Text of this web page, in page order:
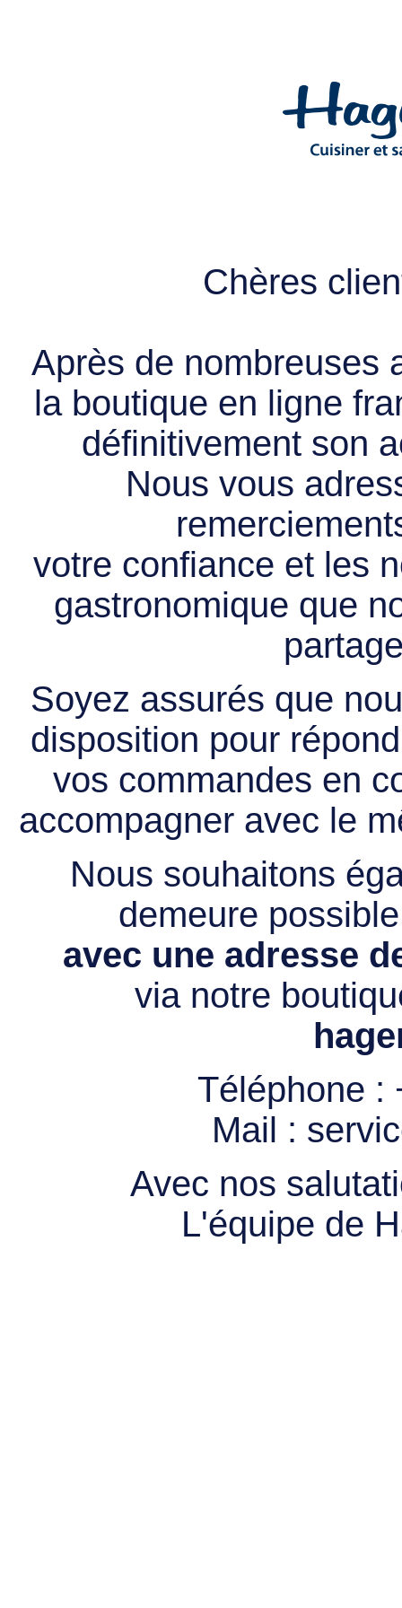
Chères
Après de nombreuses
la boutique en ligne
définitivement son
Nous vous
votre confiance et les
gastronomique que
Soyez assurés que
disposition pour
vos commandes en
accompagner avec le
Nous souhaitons
demeure
avec une adresse
via notre
Téléphone :
Mail :
Avec nos
L'équipe de